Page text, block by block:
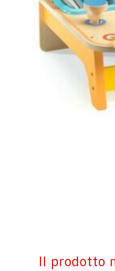
Il prodotto